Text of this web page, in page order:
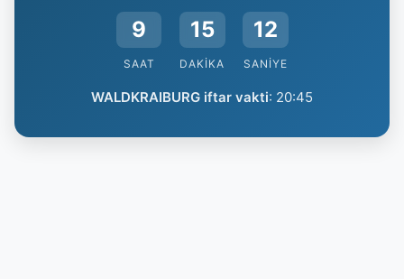
9
SAAT
15
DAKIKA
11
SANIYE
WALDKRAIBURG iftar vakti: 20:45